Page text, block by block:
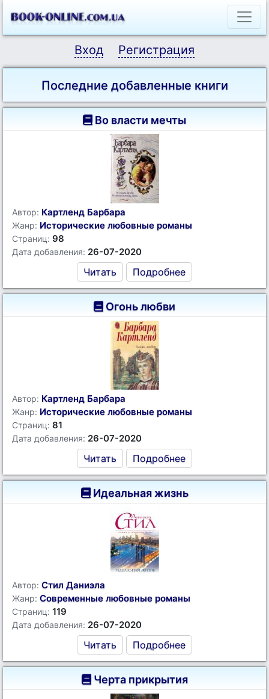
Вход Регистрация
Последние добавленные книги
Во власти мечты
Автор: Картленд Барбара
Жанр: Исторические любовные романы
Страниц: 98
Дата добавления: 26-07-2020
Читать Подробнее
Огонь любви
Автор: Картленд Барбара
Жанр: Исторические любовные романы
Страниц: 81
Дата добавления: 26-07-2020
Читать Подробнее
Идеальная жизнь
Автор: Стил Даниэла
Жанр: Современные любовные романы
Страниц: 119
Дата добавления: 26-07-2020
Читать Подробнее
Черта прикрытия